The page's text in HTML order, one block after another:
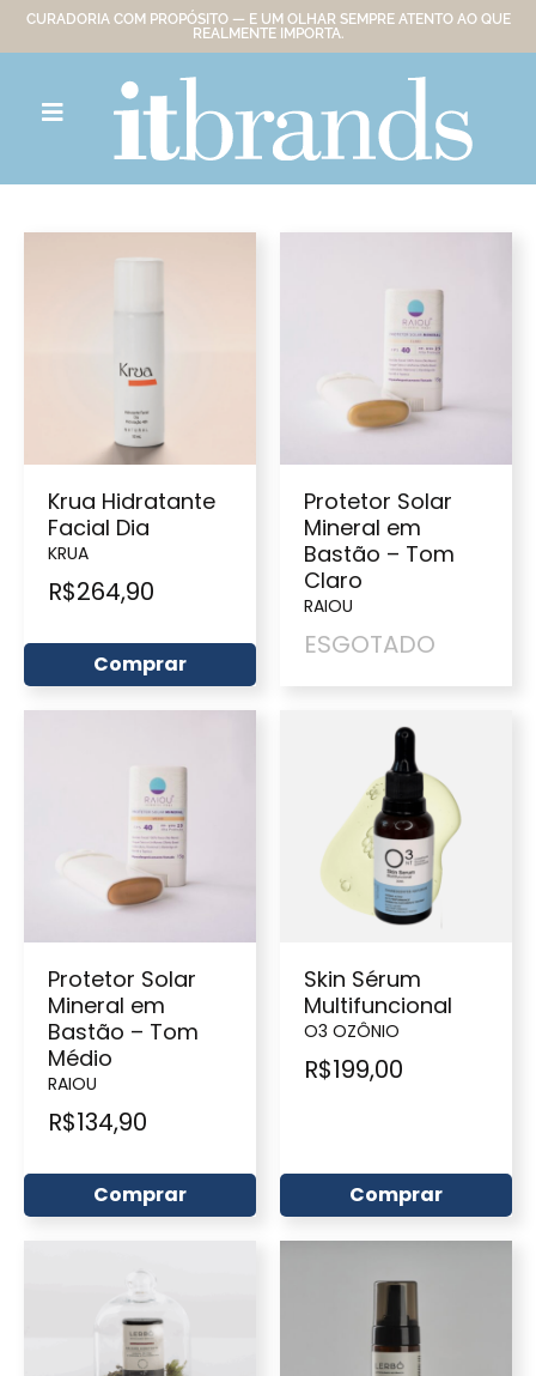
CURADORIA COM PROPÓSITO — E UM OLHAR SEMPRE ATENTO AO QUE
REALMENTE IMPORTA.
Krua Hidratante
Facial Dia
KRUA
R$264,90
Comprar
Protetor Solar
Mineral em
Bastão – Tom
Claro
RAIOU
ESGOTADO
Protetor Solar
Mineral em
Bastão – Tom
Médio
RAIOU
R$134,90
Comprar
Skin Sérum
Multifuncional
O3 OZÔNIO
R$199,00
Comprar